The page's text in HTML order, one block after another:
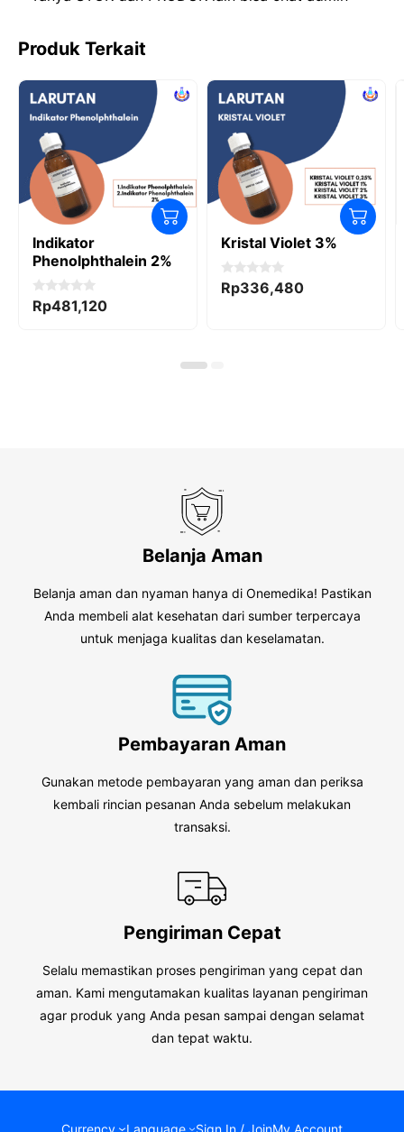
Produk Terkait
Indikator
Phenolphthalein 2%
0
o
Rp481,120
Kristal Violet 3%
0
o
Rp336,480
Belanja Aman
Belanja aman dan nyaman hanya di Onemedika! Pastikan
Anda membeli alat kesehatan dari sumber terpercaya
untuk menjaga kualitas dan keselamatan.
Pembayaran Aman
Gunakan metode pembayaran yang aman dan periksa
kembali rincian pesanan Anda sebelum melakukan
transaksi.
Pengiriman Cepat
Selalu memastikan proses pengiriman yang cepat dan
aman. Kami mengutamakan kualitas layanan pengiriman
agar produk yang Anda pesan sampai dengan selamat
dan tepat waktu.
Currency Language Sign In / JoinMy Account